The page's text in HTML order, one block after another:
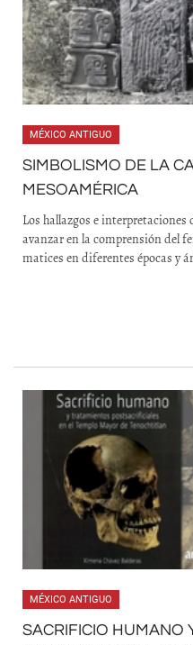
MÉXICO ANTIGUO
SIMBOLISMO DE LA
MESOAMÉRICA
Los hallazgos e
avanzar en la comprensión del
matices en diferentes épocas y
MÉXICO ANTIGUO
SACRIFICIO HUMANO